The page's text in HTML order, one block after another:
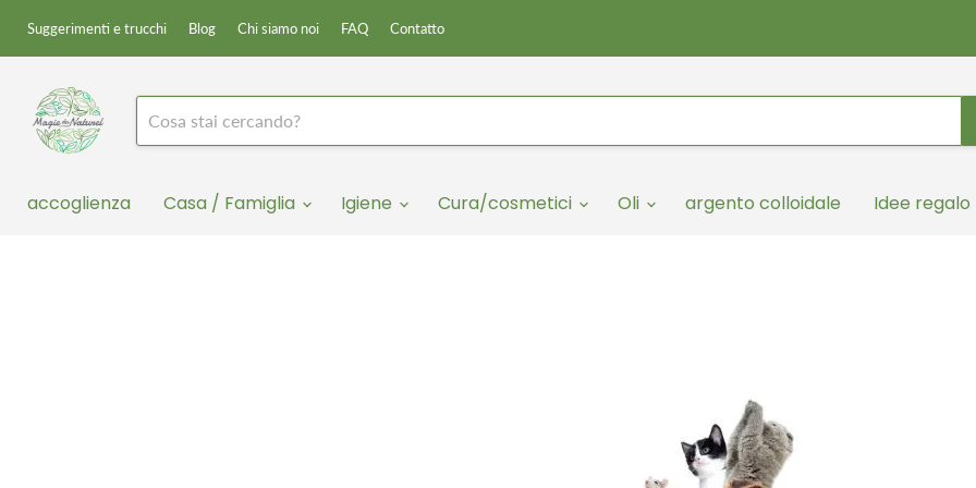
Suggerimenti e trucchi Blog Chi siamo noi FAQ Contatto
accoglienza Casa / Famiglia Igiene Cura/cosmetici Oli argento colloidale Idee regalo